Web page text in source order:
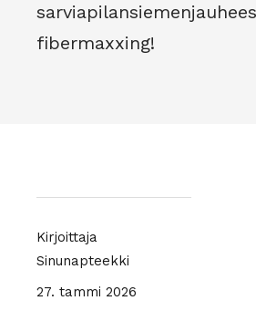
fibermaxxing!
Kirjoittaja
Sinunapteekki
27. tammi 2026